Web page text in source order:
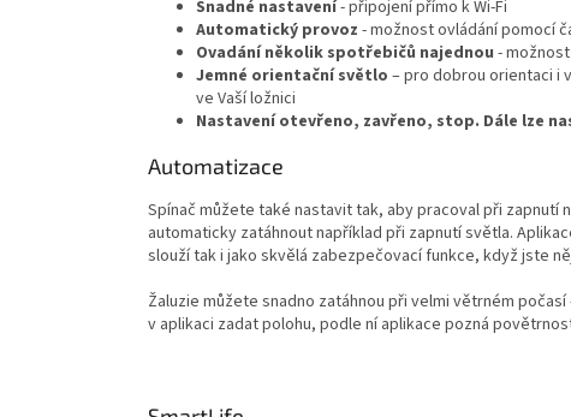
Snadné nastavení- připojení přímo k Wi-Fi
Automatický provoz - možnost ovládání pomocí
Ovadání několik spotřebičů najednou -
Jemné orientační světlo – pro dobrou orientaci i
ve Vaší ložnici
Nastavení otevřeno, zavřeno, stop. Dále lze
Automatizace
Spínač můžete také nastavit tak, aby pracoval při zapnutí
automaticky zatáhnout například při zapnutí světla.
slouží tak i jako skvělá zabezpečovací funkce, když jste
Žaluzie můžete snadno zatáhnou při velmi větrném
v aplikaci zadat polohu, podle ní aplikace pozná